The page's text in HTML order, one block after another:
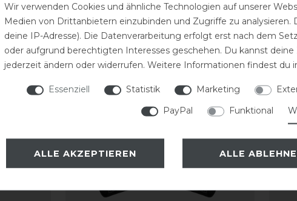
dich auch interessieren
Wir verwenden Cookies und ähnliche Technologien auf unserer
Medien von Drittanbietern einzubinden und Zugriffe zu
deine IP-Adresse). Die Datenverarbeitung erfolgt erst nach dem
oder aufgrund berechtigten Interesses geschehen. Du kannst
jederzeit ändern oder widerrufen. Weitere Informationen findest du
Essenziell Statistik Marketing
PayPal
Funktional
ALLE AKZEPTIEREN ALLE